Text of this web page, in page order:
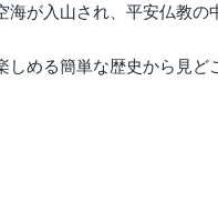
が入山され、平安仏教の
める簡単な歴史から見ど